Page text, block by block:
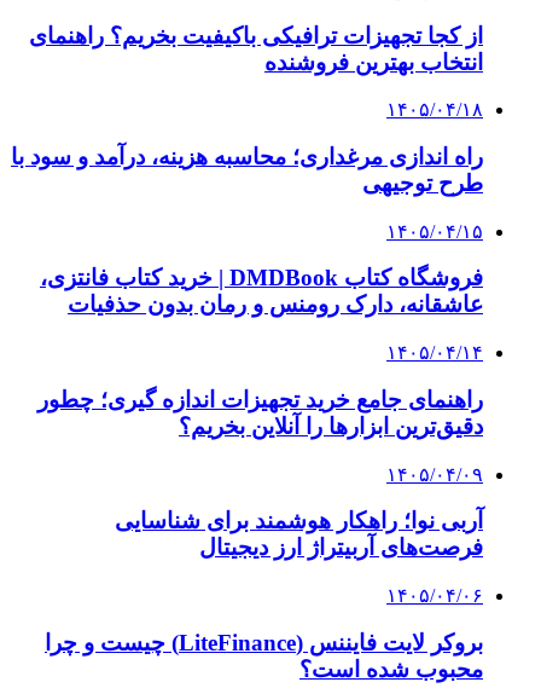
از کجا تجهیزات ترافیکی باکیفیت بخریم؟ راهنمای
انتخاب بهترین فروشنده
۱۴۰۵/۰۴/۱۸
راه اندازی مرغداری؛ محاسبه هزینه، درآمد و سود با
طرح توجیهی
۱۴۰۵/۰۴/۱۵
فروشگاه کتاب DMDBook | خرید کتاب فانتزی،
عاشقانه، دارک رومنس و رمان بدون حذفیات
۱۴۰۵/۰۴/۱۴
راهنمای جامع خرید تجهیزات اندازه گیری؛ چطور
دقیق‌ترین ابزارها را آنلاین بخریم؟
۱۴۰۵/۰۴/۰۹
آربی نوا؛ راهکار هوشمند برای شناسایی
فرصت‌های آربیتراژ ارز دیجیتال
۱۴۰۵/۰۴/۰۶
بروکر لایت فایننس (LiteFinance) چیست و چرا
محبوب شده است؟